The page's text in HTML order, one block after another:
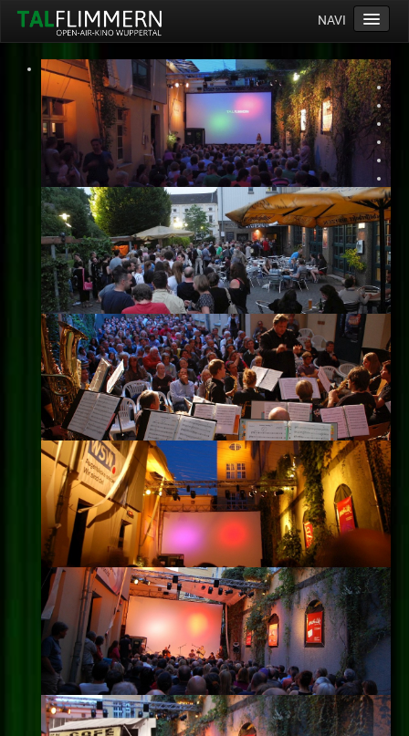
NAVI
Home
Programm
Service
Ticketinfos
Ort
Anreise
Wetter
Kinogutschein
Konzept
Archiv
Kontakt
Impressum
Datenschutz